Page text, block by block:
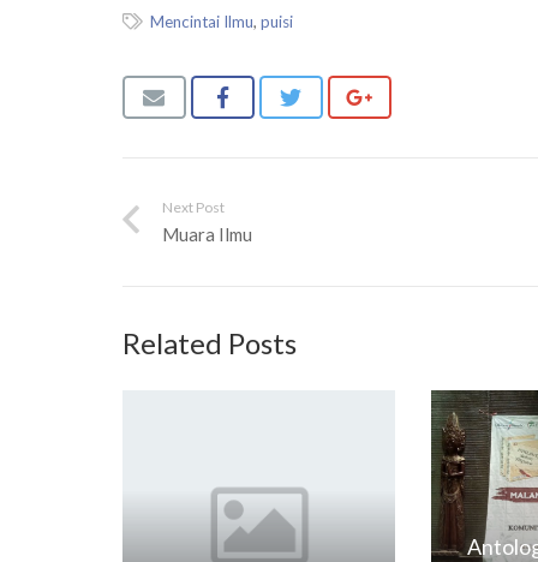
Mencintai Ilmu, puisi
Next Post
Muara Ilmu
Related Posts